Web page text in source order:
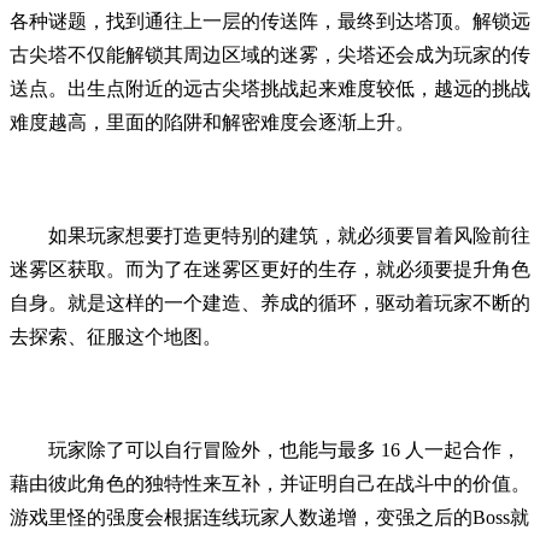
各种谜题，找到通往上一层的传送阵，最终到达塔顶。解锁远
古尖塔不仅能解锁其周边区域的迷雾，尖塔还会成为玩家的传
送点。出生点附近的远古尖塔挑战起来难度较低，越远的挑战
难度越高，里面的陷阱和解密难度会逐渐上升。
如果玩家想要打造更特别的建筑，就必须要冒着风险前往
迷雾区获取。而为了在迷雾区更好的生存，就必须要提升角色
自身。就是这样的一个建造、养成的循环，驱动着玩家不断的
去探索、征服这个地图。
玩家除了可以自行冒险外，也能与最多 16 人一起合作，
藉由彼此角色的独特性来互补，并证明自己在战斗中的价值。
游戏里怪的强度会根据连线玩家人数递增，变强之后的Boss就